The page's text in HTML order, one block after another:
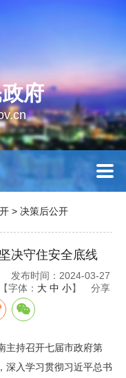
府
> 决策后公开
决守住安全底线
发布时间：2024-03-27
【字体： 大 中 小】 分享
持召开七届市政府第
深入学习贯彻习近平总书